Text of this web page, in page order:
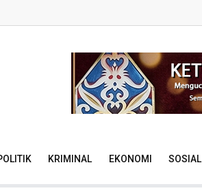
KRIMINAL EKONOMI SOSIAL